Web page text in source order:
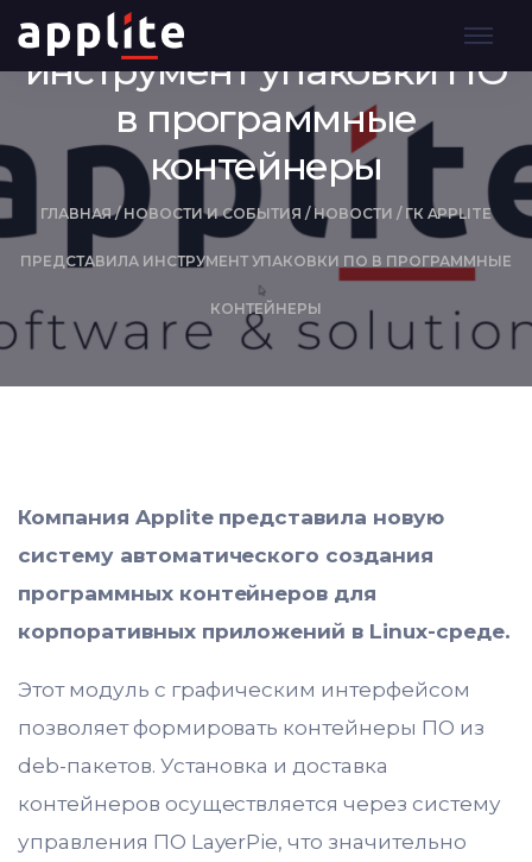
ГК Applite представила
инструмент упаковки ПО
в программные
контейнеры
ГЛАВНАЯ/ НОВОСТИ И СОБЫТИЯ / НОВОСТИ /ГК APPLITE
ПРЕДСТАВИЛА ИНСТРУМЕНТ УПАКОВКИ ПО В ПРОГРАММНЫЕ
КОНТЕЙНЕРЫ
Компания Applite представила новую
систему автоматического создания
программных контейнеров для
корпоративных приложений в Linux-среде.
Этот модуль с графическим интерфейсом
позволяет формировать контейнеры ПО из
deb-пакетов. Установка и доставка
контейнеров осуществляется через систему
управления ПО LayerPie, что значительно